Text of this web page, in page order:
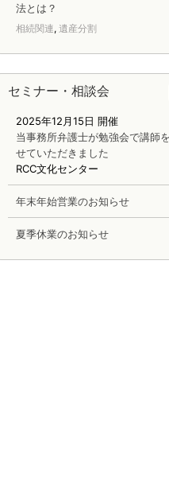
法とは？
相続関連, 遺産分割
セミナー・相談会
2025年12月15日 開催
当事務所弁護士が勉強会で講師
せていただきました
RCC文化センター
年末年始営業のお知らせ
夏季休業のお知らせ